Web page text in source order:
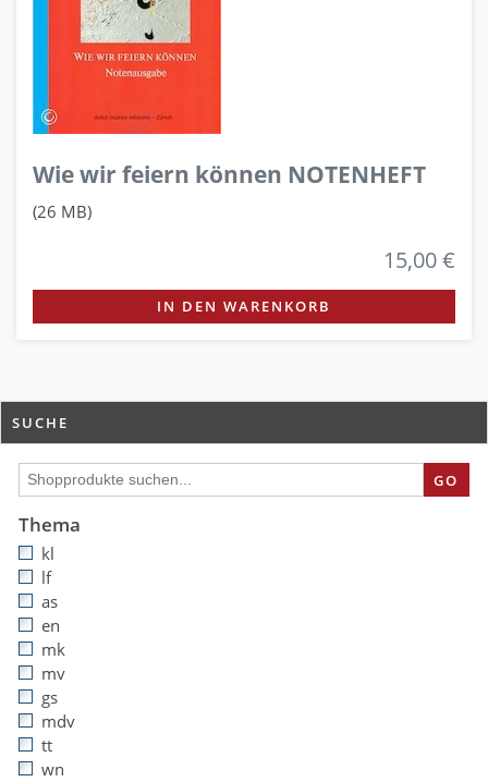
Wie wir feiern können NOTENHEFT
(26 MB)
15,00 €
IN DEN WARENKORB
SUCHE
GO
Thema
kl
lf
as
en
mk
mv
gs
mdv
tt
wn